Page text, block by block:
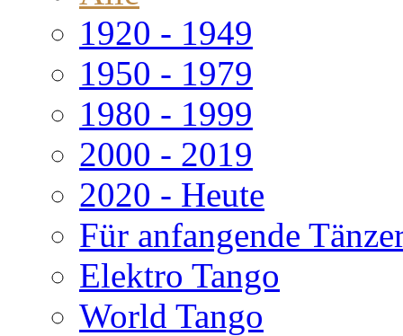
1920 - 1949
1950 - 1979
1980 - 1999
2000 - 2019
2020 - Heute
Für anfangende
Elektro Tango
World Tango